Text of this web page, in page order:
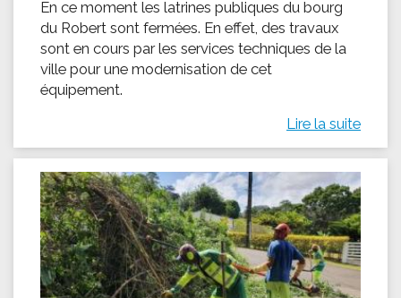
En ce moment les latrines publiques du bourg
du Robert sont fermées. En effet, des travaux
sont en cours par les services techniques de la
ville pour une modernisation de cet
équipement.
Lire la suite